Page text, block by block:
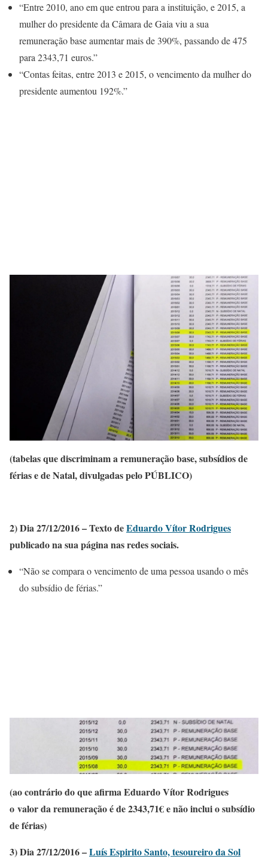
“Entre 2010, ano em que entrou para a instituição, e 2015, a
mulher do presidente da Câmara de Gaia viu a sua
remuneração base aumentar mais de 390%, passando de 475
para 2343,71 euros.”
“Contas feitas, entre 2013 e 2015, o vencimento da mulher do
presidente aumentou 192%.”
(tabelas que discriminam a remuneração base, subsídios de
férias e de Natal, divulgadas pelo PÚBLICO)
2) Dia 27/12/2016 – Texto deEduardo Vítor Rodrigues
publicado na sua página nas redes sociais.
“Não se compara o vencimento de uma pessoa usando o mês
do subsídio de férias.”
(ao contrário do que afirma Eduardo Vítor Rodrigues
o valor da remuneração é de 2343,71€ e não inclui o subsídio
de férias)
3) Dia 27/12/2016 –Luís Espirito Santo, tesoureiro da Sol